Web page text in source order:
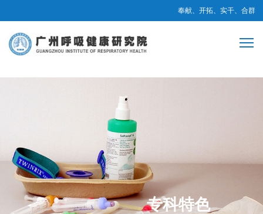
奉献、开拓、实干、合群
专科特色